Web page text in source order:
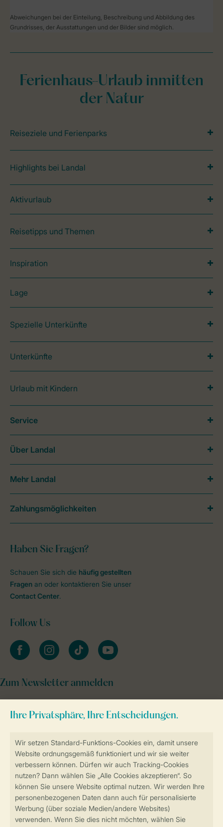
Abweichungen bei der Einteilung, Beschreibung und Abbildung des
Grundrisses, der Ausstattungen und der Bilder sind möglich.
Sicher und schnell zur Online-Buchung
Sichere Datenübertragung
Sicheres Bezahlen
Ferienhaus-Urlaub inmitten
der Natur
Reiseziele und Ferienparks
Highlights bei Landal
Aktivurlaub
Reisetipps und Themen
Inspiration
Lage
Spezielle Unterkünfte
Unterkünfte
Urlaub mit Kindern
Haben Sie Fragen?
Schauen Sie sich die häufig gestellten
Fragen an oder kontaktieren Sie unser
Contact Center.
Follow Us
facebookinstagramtiktok youtube
Zum Newsletter anmelden
Service
Über Landal
Mehr Landal
Zahlungsmöglichkeiten